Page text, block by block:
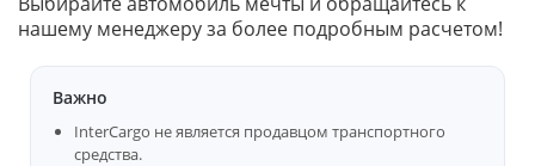
нашему менеджеру за более подробным расчетом!
Важно
InterCargo не является продавцом транспортного
средства.